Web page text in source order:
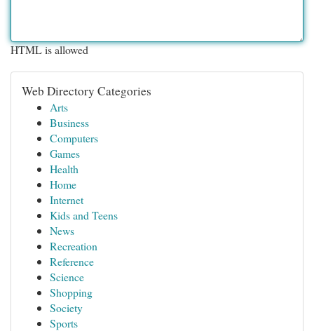
HTML is allowed
Web Directory Categories
Arts
Business
Computers
Games
Health
Home
Internet
Kids and Teens
News
Recreation
Reference
Science
Shopping
Society
Sports